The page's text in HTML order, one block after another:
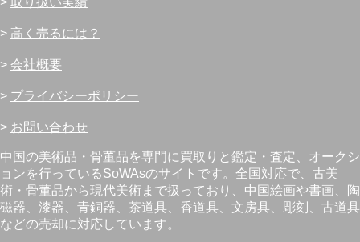
> 高く売るには？
> 会社概要
> プライバシーポリシー
> お問い合わせ
中国の美術品・骨董品を専門に買取りと鑑定・査定、オークシ
ョンを行っているSoWAsのサイトです。全国対応で、古美
術・骨董品から現代美術まで扱っており、中国絵画や書画、陶
磁器、漆器、青銅器、茶道具、香道具、文房具、彫刻、古道具
などの売却に対応しています。